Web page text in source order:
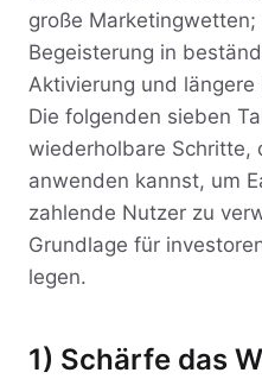
große
Begeisterung in
Aktivierung und
Die folgenden sieben
wiederholbare Schritte,
anwenden kannst, um
zahlende Nutzer zu
Grundlage für
legen.
1) Schärfe das